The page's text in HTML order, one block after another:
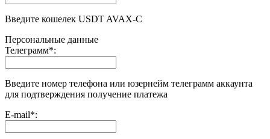
Введите кошелек USDT AVAX-C
Персональные данные
Телеграмм*:
Введите номер телефона или юзернейм телеграмм аккаунта
для подтверждения получение платежа
E-mail*: